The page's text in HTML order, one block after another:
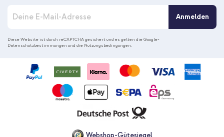
d
e
Anmelden
Diese Website ist durch reCAPTCHA gesichert und es gelten dieGoogle-
Datenschutzbestimmungen und die Nutzungsbedingungen.
Webshop-Gütesiegel